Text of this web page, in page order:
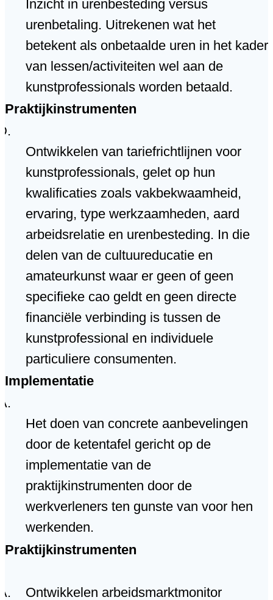
Inzicht in urenbesteding versus
urenbetaling. Uitrekenen wat het
betekent als onbetaalde uren in het kader
van lessen/activiteiten wel aan de
kunstprofessionals worden betaald.
Praktijkinstrumenten
Ontwikkelen van tariefrichtlijnen voor
kunstprofessionals, gelet op hun
kwalificaties zoals vakbekwaamheid,
ervaring, type werkzaamheden, aard
arbeidsrelatie en urenbesteding. In die
delen van de cultuureducatie en
amateurkunst waar er geen of geen
specifieke cao geldt en geen directe
financiële verbinding is tussen de
kunstprofessional en individuele
particuliere consumenten.
Implementatie
Het doen van concrete aanbevelingen
door de ketentafel gericht op de
implementatie van de
praktijkinstrumenten door de
werkverleners ten gunste van voor hen
werkenden.
Praktijkinstrumenten
Ontwikkelen arbeidsmarktmonitor